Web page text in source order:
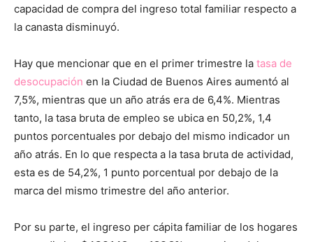
capacidad de compra del ingreso total familiar respecto a
la canasta disminuyó.
Hay que mencionar que en el primer trimestre la tasa de
desocupación en la Ciudad de Buenos Aires aumentó al
7,5%, mientras que un año atrás era de 6,4%. Mientras
tanto, la tasa bruta de empleo se ubica en 50,2%, 1,4
puntos porcentuales por debajo del mismo indicador un
año atrás. En lo que respecta a la tasa bruta de actividad,
esta es de 54,2%, 1 punto porcentual por debajo de la
marca del mismo trimestre del año anterior.
Por su parte, el ingreso per cápita familiar de los hogares